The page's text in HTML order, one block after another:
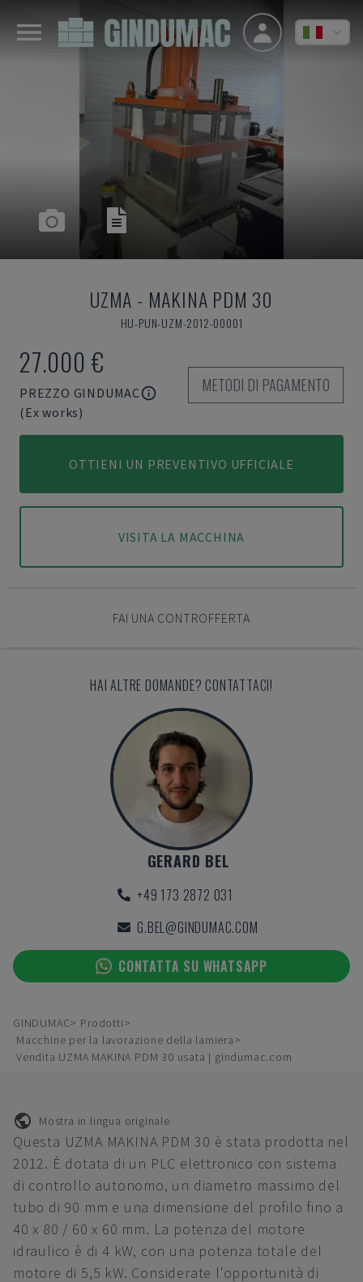
UZMA - MAKINA PDM 30
HU-PUN-UZM-2012-00001
27.000 €
PREZZO GINDUMAC
(Ex works)
METODI DI PAGAMENTO
OTTIENI UN PREVENTIVO UFFICIALE
VISITA LA MACCHINA
FAI UNA CONTROFFERTA
HAI ALTRE DOMANDE? CONTATTACI!
GERARD BEL
+49 173 2872 031
G.BEL@GINDUMAC.COM
CONTATTA SU WHATSAPP
GINDUMAC
Prodotti
Macchine per la lavorazione della lamiera
Vendita UZMA MAKINA PDM 30 usata | gindumac.com
Mostra in lingua originale
Questa UZMA MAKINA PDM 30 è stata prodotta nel
2012. È dotata di un PLC elettronico con sistema
di controllo autonomo, un diametro massimo del
tubo di 90 mm e una dimensione del profilo fino a
40 x 80 / 60 x 60 mm. La potenza del motore
idraulico è di 4 kW, con una potenza totale del
motore di 5,5 kW. Considerate l'opportunità di